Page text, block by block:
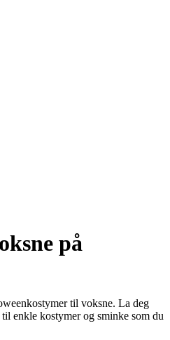
på
til voksne. La deg
enkle kostymer og sminke som du